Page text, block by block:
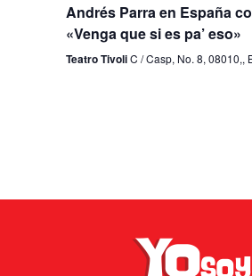
Andrés Parra en España
«Venga que si es pa’ eso»
Teatro TivoliC / Casp, No. 8, 08010,,